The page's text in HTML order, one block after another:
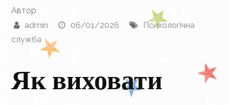
Автор
admin
06/01/2026
Психологічна
служба
Як виховати